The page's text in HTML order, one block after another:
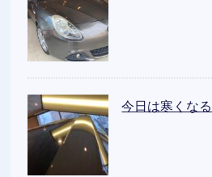
今日は寒くな